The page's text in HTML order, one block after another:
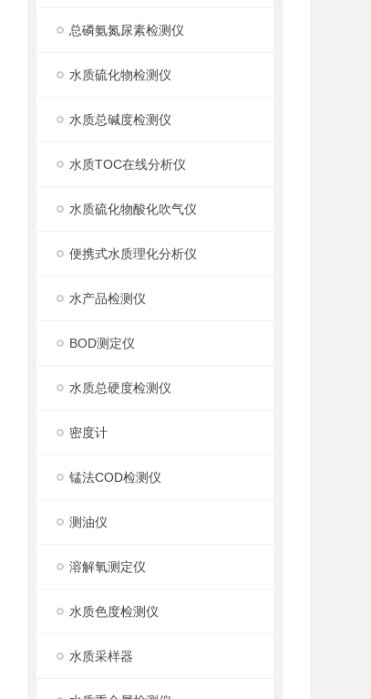
总磷氨氮尿素检测仪
水质硫化物检测仪
水质总碱度检测仪
水质TOC在线分析仪
水质硫化物酸化吹气仪
便携式水质理化分析仪
水产品检测仪
BOD测定仪
水质总硬度检测仪
密度计
锰法COD检测仪
测油仪
溶解氧测定仪
水质色度检测仪
水质采样器